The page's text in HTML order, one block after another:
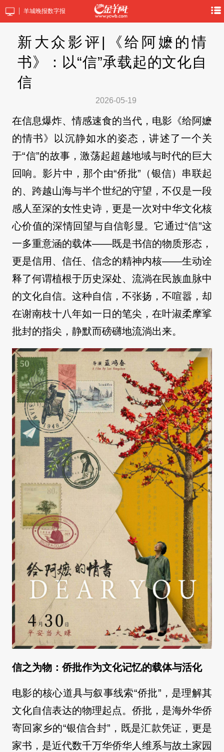
羊城晚报数字报
新大众影评|《给阿嬷的情
书》：以“信”承载起的文化自
信
2026-05-19
在信息爆炸、情感速食的当代，电影《给阿嬷
的情书》以沉静如水的姿态，讲述了一个关
于“信”的故事，激荡起超越地域与时代的巨大
回响。影片中，那个由“侨批”（银信）串联起
的、跨越山海与半个世纪的守望，不仅是一段
感人至深的女性史诗，更是一次对中华文化核
心价值的深情回望与自信彰显。它通过“信”这
一多重意涵的载体——既是书信的物质形态，
更是信用、信任、信念的精神内核——生动诠
释了何谓植根于历史深处、流淌在民族血脉中
的文化自信。这种自信，不张扬，不喧嚣，却
在谢南枝十八年如一日的笔尖，在叶淑柔摩挲
批封的指尖，静默而磅礴地流淌出来。
信之为物：侨批作为文化记忆的载体与活化
电影的核心道具与叙事线索“侨批”，是理解其
文化自信表达的物理起点。侨批，是海外华侨
寄回家乡的“银信合封”，既是汇款凭证，更是
家书，是近代数千万华侨华人维系与故土家园